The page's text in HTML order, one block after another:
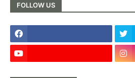
FOLLOW US